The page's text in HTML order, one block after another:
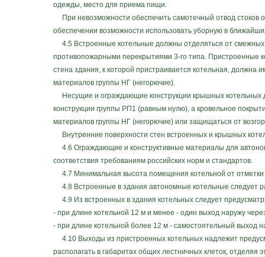
одежды, место для приема пищи.
При невозможности обеспечить самотечный отвод стоков
обеспечении возможности использовать уборную в
4.5 Встроенные котельные должны отделяться от
противопожарными перекрытиями 3-го типа. Пристроенные
стена здания, к которой пристраивается котельная, должна
материалов группы НГ (негорючие).
Несущие и ограждающие конструкции крышных котельных
конструкции группы РП1 (равным нулю), а кровельное
материалов группы НГ (негорючие) или защищаться от
Внутренние поверхности стен встроенных и крышных
4.6 Ограждающие и конструктивные материалы для
соответствия требованиям российских норм и стандартов.
4.7 Минимальная высота помещения котельной от отметки
4.8 Встроенные в здания автономные котельные следует
4.9 Из встроенных в здания котельных следует
- при длине котельной 12 м и менее - один выход наружу
- при длине котельной более 12 м - самостоятельный выход
4.10 Выходы из пристроенных котельных надлежит
располагать в габаритах общих лестничных клеток,